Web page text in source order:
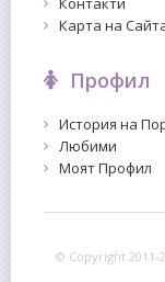
Карта на
Профил
История на
Любими
Моят Профил
© Copyright 2011-